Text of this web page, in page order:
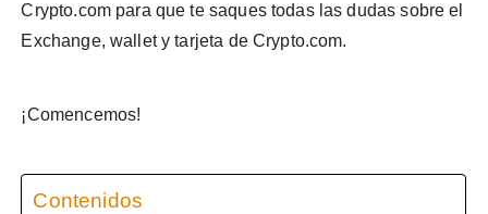
Crypto.com para que te saques todas las dudas sobre el
Exchange, wallet y tarjeta de Crypto.com.
¡Comencemos!
Contenidos